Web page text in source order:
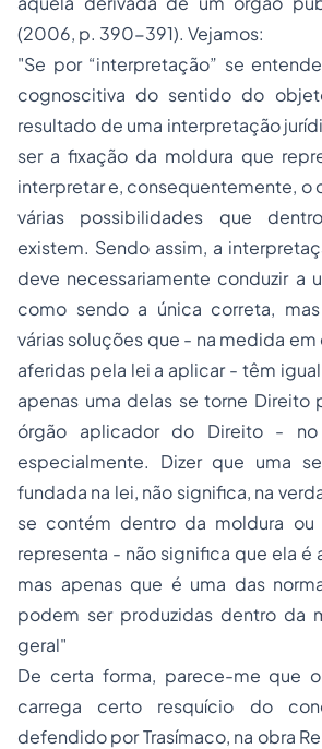
(2006, p. 390-391). Vejamos:
"Se por “interpretação” se
cognoscitiva do sentido do
resultado de uma interpretação
ser a fixação da moldura que
interpretar e, consequentemente, o
várias possibilidades que
existem. Sendo assim, a
deve necessariamente conduzir a
como sendo a única correta,
várias soluções que - na medida em
aferidas pela lei a aplicar - têm
apenas uma delas se torne Direito
órgão aplicador do Direito -
especialmente. Dizer que uma
fundada na lei, não significa, na
se contém dentro da moldura
representa - não significa que ela é
mas apenas que é uma das
podem ser produzidas dentro da
geral"
De certa forma, parece-me que
carrega certo resquício do
defendido por Trasímaco, na obra